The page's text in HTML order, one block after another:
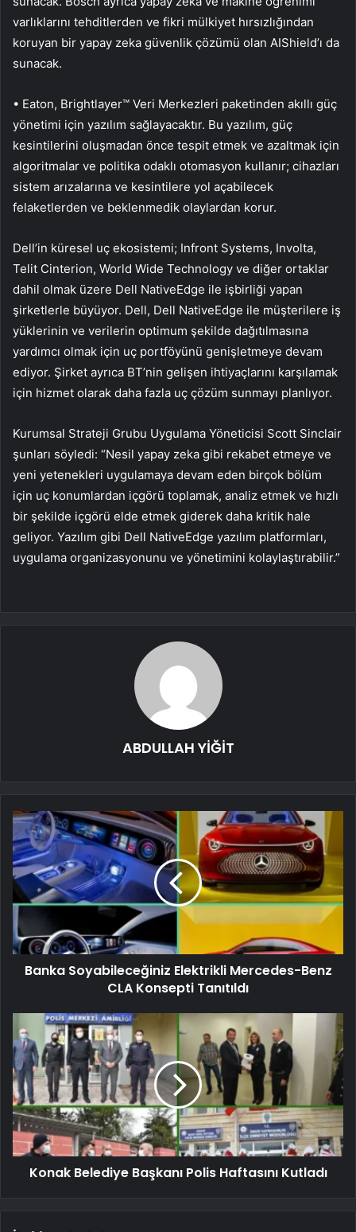
varlıklarını tehditlerden ve fikri mülkiyet hırsızlığından
koruyan bir yapay zeka güvenlik çözümü olan AIShield’ı da
sunacak.
• Eaton, Brightlayer™ Veri Merkezleri paketinden akıllı güç
yönetimi için yazılım sağlayacaktır. Bu yazılım, güç
kesintilerini oluşmadan önce tespit etmek ve azaltmak için
algoritmalar ve politika odaklı otomasyon kullanır; cihazları
sistem arızalarına ve kesintilere yol açabilecek
felaketlerden ve beklenmedik olaylardan korur.
Dell’in küresel uç ekosistemi; Infront Systems, Involta,
Telit Cinterion, World Wide Technology ve diğer ortaklar
dahil olmak üzere Dell NativeEdge ile işbirliği yapan
şirketlerle büyüyor. Dell, Dell NativeEdge ile müşterilere iş
yüklerinin ve verilerin optimum şekilde dağıtılmasına
yardımcı olmak için uç portföyünü genişletmeye devam
ediyor. Şirket ayrıca BT’nin gelişen ihtiyaçlarını karşılamak
için hizmet olarak daha fazla uç çözüm sunmayı planlıyor.
Kurumsal Strateji Grubu Uygulama Yöneticisi Scott Sinclair
şunları söyledi: “Nesil yapay zeka gibi rekabet etmeye ve
yeni yetenekleri uygulamaya devam eden birçok bölüm
için uç konumlardan içgörü toplamak, analiz etmek ve hızlı
bir şekilde içgörü elde etmek giderek daha kritik hale
geliyor. Yazılım gibi Dell NativeEdge yazılım platformları,
uygulama organizasyonunu ve yönetimini kolaylaştırabilir.”
ABDULLAH YİĞİT
Banka Soyabileceğiniz Elektrikli Mercedes-Benz
CLA Konsepti Tanıtıldı
Konak Belediye Başkanı Polis Haftasını Kutladı